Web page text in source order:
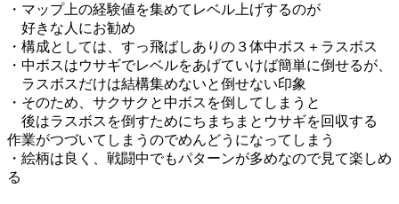
・マップ上の経験値を集めてレベル上げするのが
好きな人にお勧め
・構成としては、すっ飛ばしありの３体中ボス＋ラスボス
・中ボスはウサギでレベルをあげていけば簡単に倒せるが、
ラスボスだけは結構集めないと倒せない印象
・そのため、サクサクと中ボスを倒してしまうと
後はラスボスを倒すためにちまちまとウサギを回収する
作業がつづいてしまうのでめんどうになってしまう
・絵柄は良く、戦闘中でもパターンが多めなので見て楽しめ
る